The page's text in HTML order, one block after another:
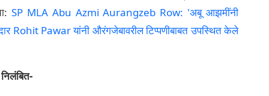
SP MLA Abu Azmi Aurangzeb Row: 'अबू आझमींनी
Rohit Pawar यांनी औरंगजेबावरील टिप्पणीबाबत उपस्थित केले